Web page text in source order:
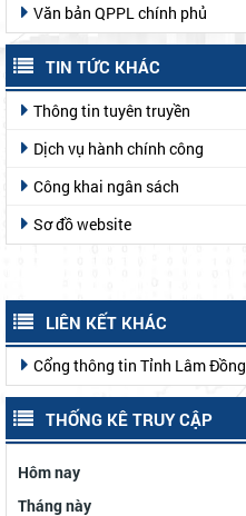
Văn bản QPPL chính phủ
TIN TỨC KHÁC
Thông tin tuyên truyền
Dịch vụ hành chính công
Công khai ngân sách
Sơ đồ website
LIÊN KẾT KHÁC
Cổng thông tin Tỉnh Lâm Đồng
THỐNG KÊ TRUY CẬP
Hôm nay
Tháng này